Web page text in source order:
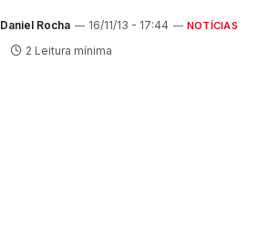
Daniel Rocha 16/11/13 - 17:44 NOTÍCIAS
2 Leitura mínima